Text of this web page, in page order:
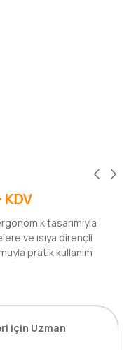
KDV
tasarımıyla
ve ısıya dirençli
pratik kullanım
için Uzman